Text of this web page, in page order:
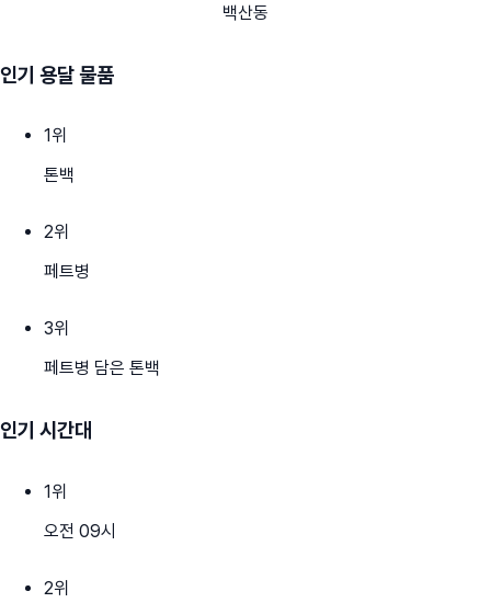
백산동
인기 용달 물품
1위
톤백
2위
페트병
3위
페트병 담은 톤백
인기 시간대
1위
오전 09시
2위